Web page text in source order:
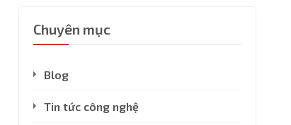
Chuyên mục
Blog
Tin tức công nghệ